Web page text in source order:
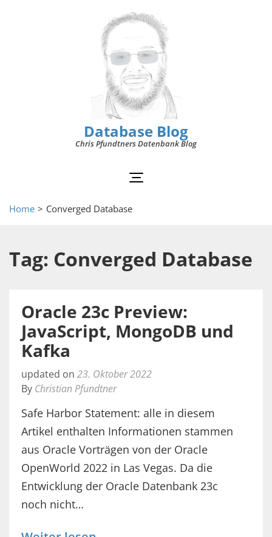
Database Blog
Chris Pfundtners Datenbank Blog
Home > Converged Database
Tag: Converged Database
Oracle 23c Preview:
JavaScript, MongoDB und
Kafka
updated on 23. Oktober 2022
By Christian Pfundtner
Safe Harbor Statement: alle in diesem
Artikel enthalten Informationen stammen
aus Oracle Vorträgen von der Oracle
OpenWorld 2022 in Las Vegas. Da die
Entwicklung der Oracle Datenbank 23c
noch nicht…